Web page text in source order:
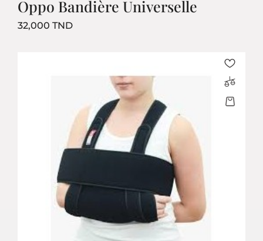
Oppo Bandière Universelle
32,000 TNDPrix